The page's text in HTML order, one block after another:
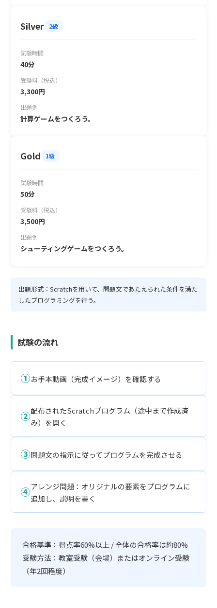
Silver 2級
試験時間
40分
受験料（税込）
3,300円
出題例
計算ゲームをつくろう。
Gold 1級
試験時間
50分
受験料（税込）
3,500円
出題例
シューティングゲームをつくろう。
出題形式：Scratchを用いて、問題文であたえられた条件を満た
したプログラミングを行う。
試験の流れ
①お手本動画（完成イメージ）を確認する
②配布されたScratchプログラム（途中まで作成済
み）を開く
③問題文の指示に従ってプログラムを完成させる
④アレンジ問題：オリジナルの要素をプログラムに
追加し、説明を書く
合格基準：得点率60%以上 / 全体の合格率は約80%
受験方法：教室受験（会場）またはオンライン受験
（年2回程度）